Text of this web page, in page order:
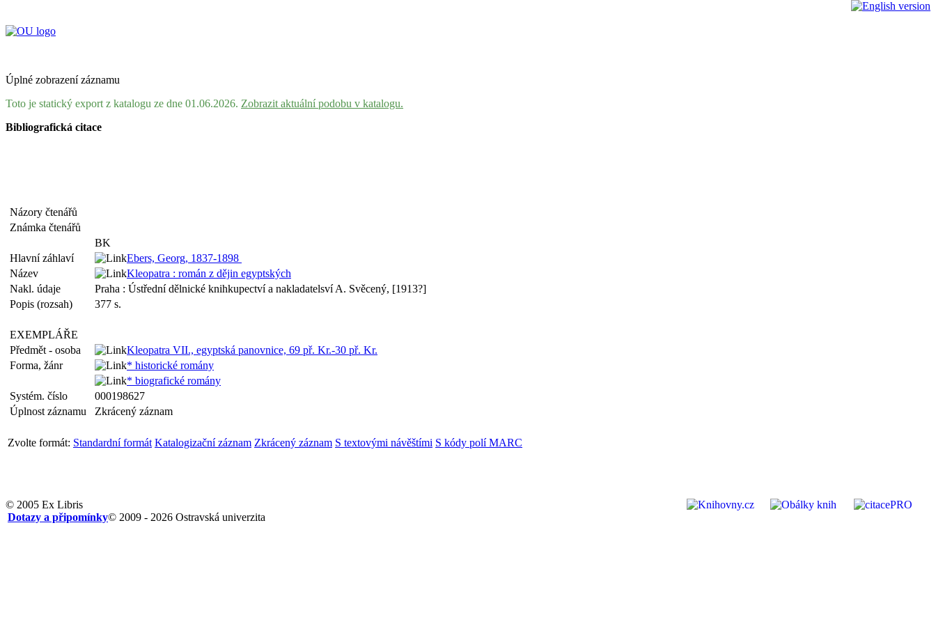
Úplné zobrazení záznamu
Toto je statický export z katalogu ze dne 01.06.2026. Zobrazit aktuální podobu v katalogu.
Bibliografická citace
Názory čtenářů
Známka čtenářů
BK
Hlavní záhlaví
Ebers, Georg, 1837-1898
Název
Kleopatra : román z dějin egyptských
Nakl. údaje
Praha : Ústřední dělnické knihkupectví a nakladatelsví A. Svěcený, [1913?]
Popis (rozsah)
377 s.
EXEMPLÁŘE
Předmět - osoba
Kleopatra VII., egyptská panovnice, 69 př. Kr.-30 př. Kr.
Forma, žánr
* historické romány
* biografické romány
Systém. číslo
000198627
Úplnost záznamu
Zkrácený záznam
Zvolte formát: Standardní formát Katalogizační záznam Zkrácený záznam S textovými návěštími S kódy polí MARC
© 2005 Ex Libris
© 2009 - 2026 Ostravská univerzita
Dotazy a připomínky